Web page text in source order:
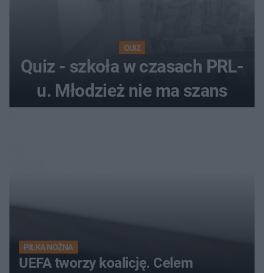
QUIZ
Quiz - szkoła w czasach PRL-
u. Młodzież nie ma szans
PIŁKA NOŻNA
UEFA tworzy koalicję. Celem